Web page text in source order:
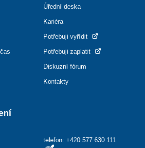
telefon: +420 577 630 111
Úřední deska
Kariéra
Potřebuji vyřídit
Potřebuji zaplatit
Diskuzní fórum
Kontakty